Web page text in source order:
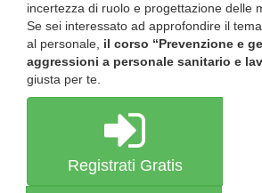
incertezza di ruolo e progettazione delle
Se sei interessato ad approfondire il
al personale, il corso “Prevenzione e
aggressioni a personale sanitario e
giusta per te.
Registrati Gratis